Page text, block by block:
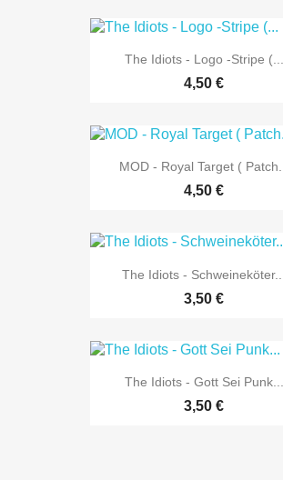
The Idiots - Logo -Stripe (...
4,50 €
MOD - Royal Target ( Patch...
4,50 €
The Idiots - Schweineköter...
3,50 €
The Idiots - Gott Sei Punk...
3,50 €